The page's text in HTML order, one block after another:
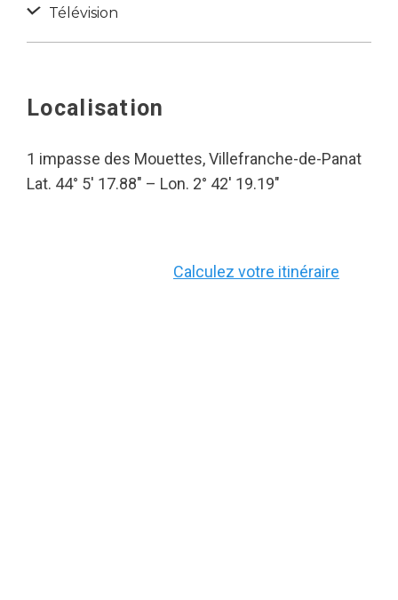
Télévision
Localisation
1 impasse des Mouettes, Villefranche-de-Panat
Lat. 44° 5′ 17.88″ – Lon. 2° 42′ 19.19″
Calculez votre itinéraire